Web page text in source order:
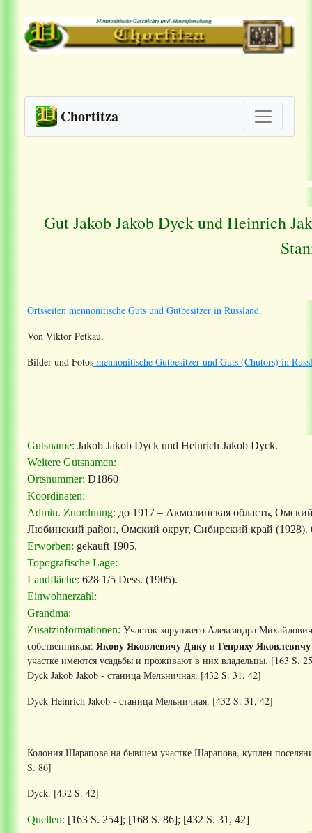
Chortitza
Gut Jakob Jakob Dyck und Heinrich
Ortsseiten mennonitische Guts und Gutbesitzer in Russland.
Von Viktor Petkau.
Bilder und Fotos mennonitische Gutbesitzer und Guts (Chutors) in
Gutsname: Jakob Jakob Dyck und Heinrich Jakob Dyck.
Weitere Gutsnamen:
Ortsnummer: D1860
Koordinaten:
Admin. Zuordnung: до 1917 – Акмолинская область,
Любинский район, Омский округ, Сибирский край (1928).
Erworben: gekauft 1905.
Topografische Lage:
Landfläche: 628 1/5 Dess. (1905).
Einwohnerzahl:
Grandma:
Zusatzinformationen: Участок хорунжего Александра
собственникам: Якову Яковлевичу Дику и Генриху
участке имеются усадьбы и проживают в них владельцы. [163 S.
Dyck Jakob Jakob - станица Мельничная. [432 S. 31, 42]
Dyck Heinrich Jakob - станица Мельничная. [432 S. 31, 42]
Колония Шарапова на бывшем участке Шарапова, куплен
S. 86]
Dyck. [432 S. 42]
Quellen: [163 S. 254]; [168 S. 86]; [432 S. 31, 42]